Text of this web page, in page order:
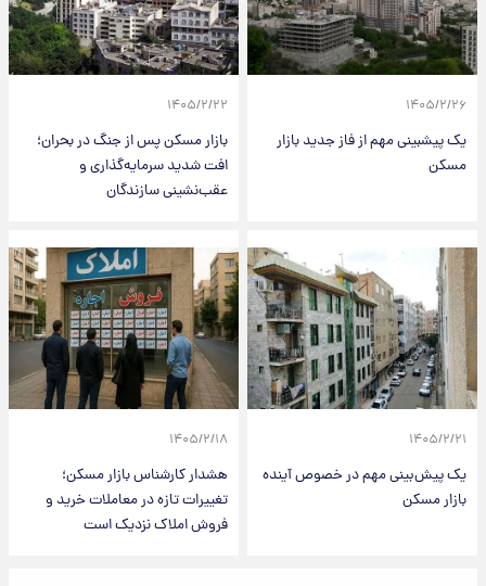
۱۴۰۵/۲/۲۶
یک پیشبینی مهم از فاز جدید بازار
مسکن
۱۴۰۵/۲/۲۲
بازار مسکن پس از جنگ در بحران؛
افت شدید سرمایه‌گذاری و
عقب‌نشینی سازندگان
۱۴۰۵/۲/۲۱
یک پیش‌بینی مهم در خصوص آینده
بازار مسکن
۱۴۰۵/۲/۱۸
هشدار کارشناس بازار مسکن؛
تغییرات تازه در معاملات خرید و
فروش املاک نزدیک است